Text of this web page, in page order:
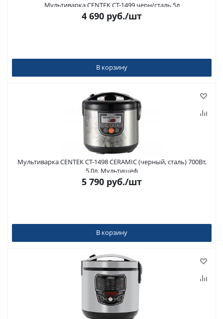
Мультиварка CENTEK CT-1499 черн/сталь 5л
4 690 руб./шт
В корзину
Мультиварка CENTEK CT-1498 CERAMIC (черный, сталь) 700Вт,
5.0л, Мультишеф
5 790 руб./шт
В корзину